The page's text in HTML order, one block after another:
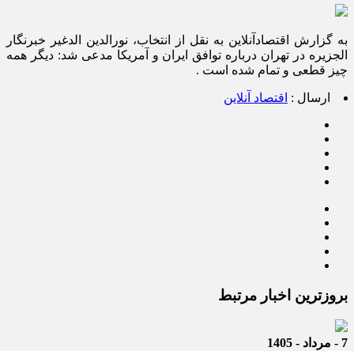
به گزارش اقتصادآنلاین به نقل از انتخاب، نورالدین الدغیر خبرنگار
الجزیره در تهران درباره توافق ایران و آمریکا مدعی شد: دیگر همه
چیز قطعی و تمام شده است .
ارسال : اقتصاد آنلاین
بروزترین اخبار مرتبط
7 - مرداد - 1405